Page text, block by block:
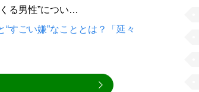
る男性”につい…
すごい嫌”なこととは？「延々